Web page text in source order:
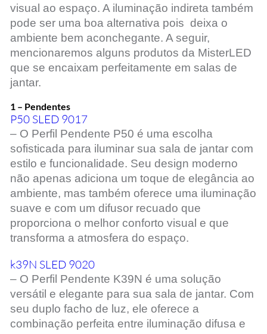
visual ao espaço. A iluminação indireta também
pode ser uma boa alternativa pois deixa o
ambiente bem aconchegante. A seguir,
mencionaremos alguns produtos da MisterLED
que se encaixam perfeitamente em salas de
jantar.
1 – Pendentes
P50 SLED 9017
– O Perfil Pendente P50 é uma escolha
sofisticada para iluminar sua sala de jantar com
estilo e funcionalidade. Seu design moderno
não apenas adiciona um toque de elegância ao
ambiente, mas também oferece uma iluminação
suave e com um difusor recuado que
proporciona o melhor conforto visual e que
transforma a atmosfera do espaço.
k39N SLED 9020
– O Perfil Pendente K39N é uma solução
versátil e elegante para sua sala de jantar. Com
seu duplo facho de luz, ele oferece a
combinação perfeita entre iluminação difusa e